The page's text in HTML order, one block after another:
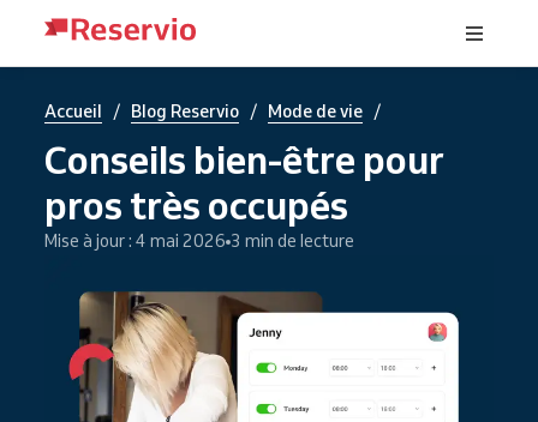
Accueil / Blog Reservio / Mode de vie /
Conseils bien-être pour
pros très occupés
Mise à jour : 4 mai 2026 3 min de lecture